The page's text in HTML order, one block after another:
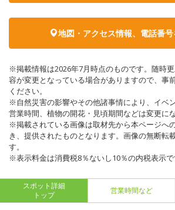
地図・アクセス情報、電話番
※掲載情報は2026年7月時点のものです。随時
容が変更となっている場合がありますので、事
ください。
※自然災害の影響やその他諸事情により、イベ
営業時間、植物の開花・見頃期間などは変更に
※掲載されている画像は取材先から本ページへ
き、提供されたものとなります。画像の無断転
す。
※表示料金は消費税8％ないし10％の内税表示で
スポット詳細
トップ
営業時間など